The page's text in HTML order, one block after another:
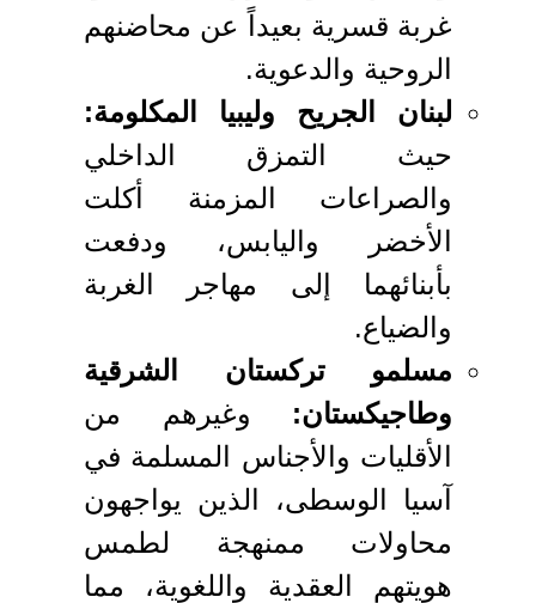
غربة قسرية بعيداً عن محاضنهم
الروحية والدعوية.
لبنان الجريح وليبيا المكلومة:
حيث التمزق الداخلي
والصراعات المزمنة أكلت
الأخضر واليابس، ودفعت
بأبنائهما إلى مهاجر الغربة
والضياع.
مسلمو تركستان الشرقية
وطاجيكستان: وغيرهم من
الأقليات والأجناس المسلمة في
آسيا الوسطى، الذين يواجهون
محاولات ممنهجة لطمس
هويتهم العقدية واللغوية، مما